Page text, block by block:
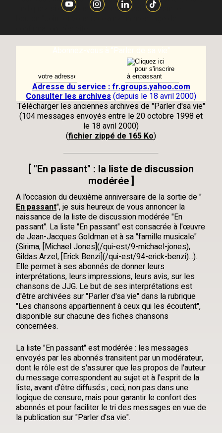
: indiquez si dessous votre e-mail, cliquez sur le
Adresse du service : fr.groups.yahoo.com
Consulter les archives(depuis le 18 avril 2000)
Télécharger les anciennes archives de "Parler d'sa vie"
(104 messages envoyés entre le 20 octobre 1998 et
le 18 avril 2000)
(fichier zippé de 165 Ko)
[ "En passant" : la liste de discussion
modérée]
A l'occasion du deuxième anniversaire de la sortie de "
En passant", je suis heureux de vous annoncer la
naissance de la liste de discussion modérée "En
passant". La liste "En passant" est consacrée à l'œuvre
de Jean-Jacques Goldman et à sa "famille musicale"
(Sirima, [Michael Jones](/qui-est/9-michael-jones),
Gildas Arzel, [Erick Benzi](/qui-est/94-erick-benzi)...).
Elle permet à ses abonnés de donner leurs
interprétations, leurs impressions, leurs avis, sur les
chansons de JJG. Le but de ses interprétations est
d'être archivées sur "Parler d'sa vie" dans la rubrique
"Les chansons appartiennent à ceux qui les écoutent",
disponible sur chacune des fiches chansons
concernées.
La liste "En passant" est modérée : les messages
envoyés par les abonnés transitent par un modérateur,
dont le rôle est de s'assurer que les propos de l'auteur
du message correspondent au sujet et à l'esprit de la
liste, avant d'être diffusés ; ceci, non pas dans une
logique de censure, mais pour garantir le confort des
abonnés et pour faciliter le tri des messages en vue de
la publication sur "Parler d'sa vie".